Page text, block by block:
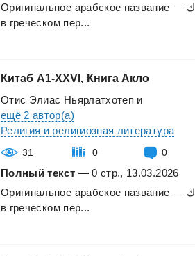
Оригинальное арабское название —
в греческом пер...
Китаб A1-XXVI, Книга Акло
Отис Элиас Ньярлатхотеп и
ещё 2 автор(а)
Религия и религиозная литература
31 0 0
Полный текст — 0 стр., 13.03.2026
Оригинальное арабское название —
в греческом пер...